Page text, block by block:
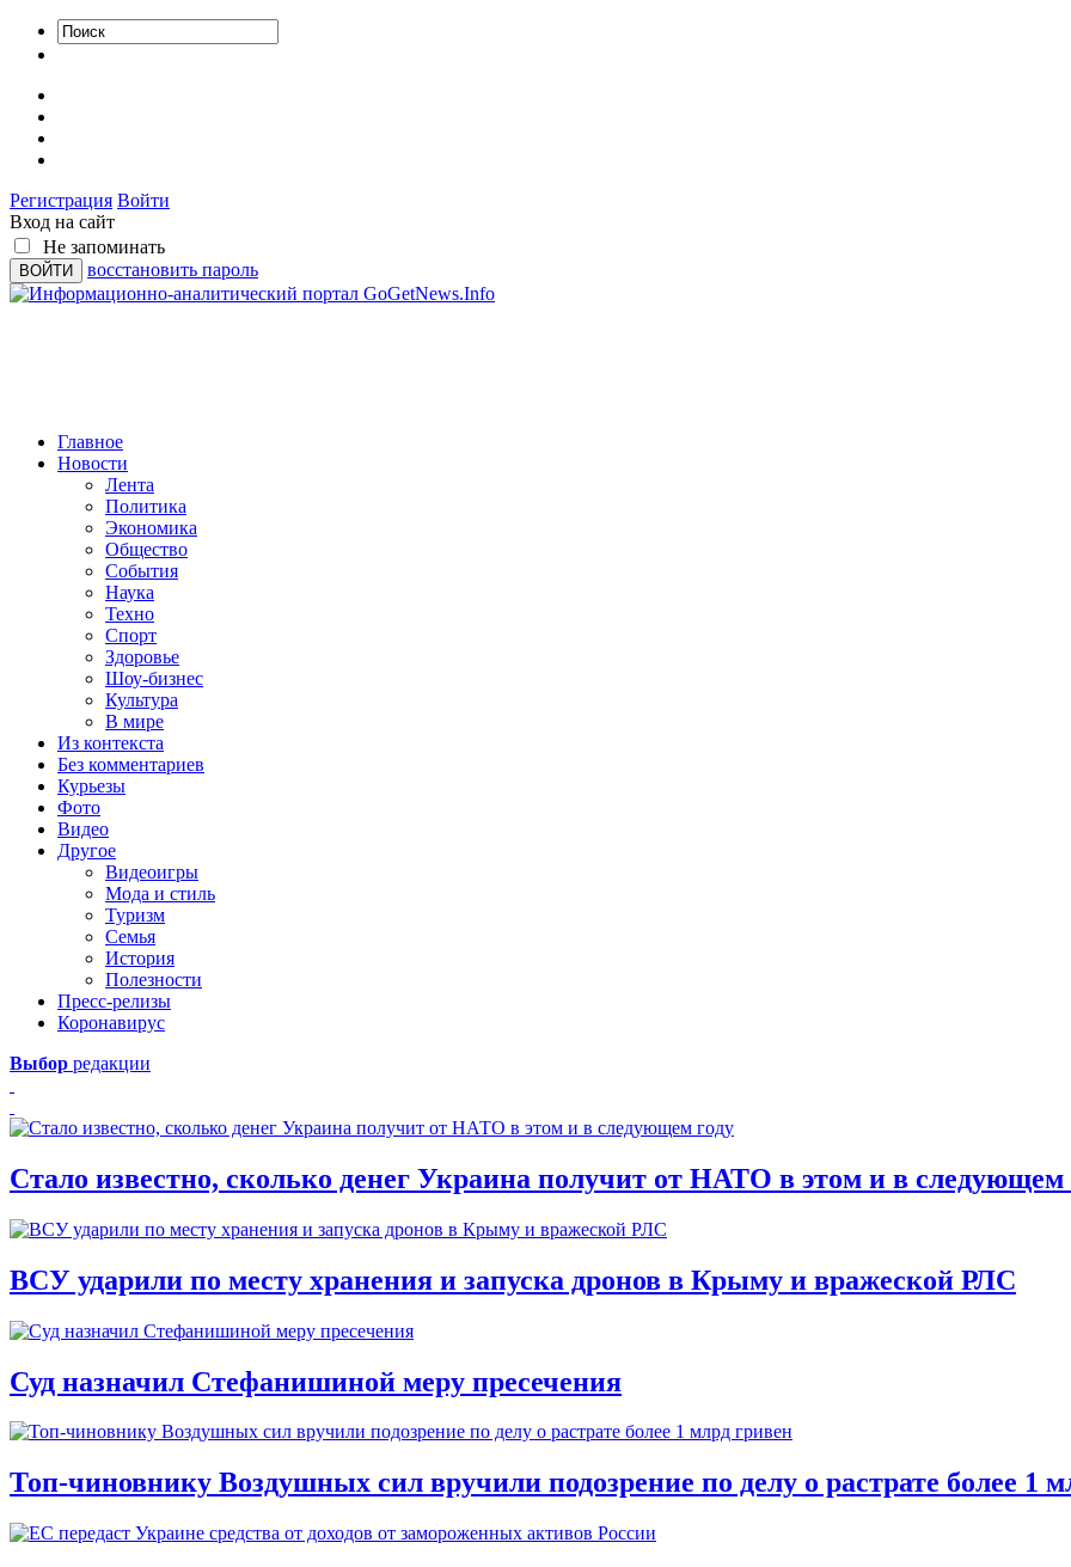
Регистрация Войти
Вход на сайт
Не запоминать
восстановить пароль
Главное
Новости
Лента
Политика
Экономика
Общество
События
Наука
Техно
Спорт
Здоровье
Шоу-бизнес
Культура
В мире
Из контекста
Без комментариев
Курьезы
Фото
Видео
Другое
Видеоигры
Мода и стиль
Туризм
Семья
История
Полезности
Пресс-релизы
Коронавирус
Выбор редакции
Стало известно, сколько денег Украина получит от НАТО в этом и в следующем
ВСУ ударили по месту хранения и запуска дронов в Крыму и вражеской РЛС
Суд назначил Стефанишиной меру пресечения
Топ-чиновнику Воздушных сил вручили подозрение по делу о растрате более 1